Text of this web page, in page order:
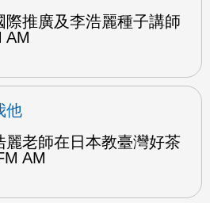
際推廣及李浩麗種子講師
AM
他
麗老師在日本教臺灣好茶
AM